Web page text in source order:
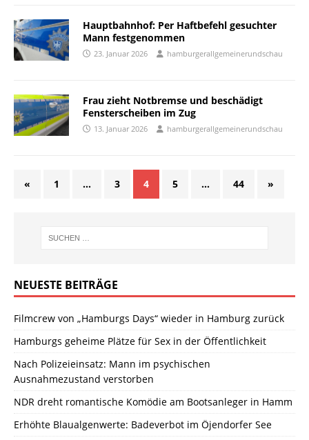
Hauptbahnhof: Per Haftbefehl gesuchter
Mann festgenommen
23. Januar 2026 hamburgerallgemeinerundschau
Frau zieht Notbremse und beschädigt
Fensterscheiben im Zug
13. Januar 2026 hamburgerallgemeinerundschau
« 1 … 3 4 5 … 44 »
NEUESTE BEITRÄGE
Filmcrew von „Hamburgs Days“ wieder in Hamburg zurück
Hamburgs geheime Plätze für Sex in der Öffentlichkeit
Nach Polizeieinsatz: Mann im psychischen
Ausnahmezustand verstorben
NDR dreht romantische Komödie am Bootsanleger in Hamm
Erhöhte Blaualgenwerte: Badeverbot im Öjendorfer See